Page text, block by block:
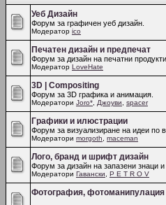
Уеб Дизайн
Форум за графичен уеб дизайн.
Модератор ico
Печатен дизайн и предпечат
Форум за дизайн на печатни
Модератор LoveHate
3D | Compositing
Форум за 3D графика и анимация.
Модератори Joro* Джоуви spacer
Графики и илюстрации
Форум за визуализиране на идеи по
Модератори morgoth maceman
Лого, бранд и шрифт дизайн
Форум за дизайн на запазени знаци
Модератори Гавански P E T R O V
Фотография, фотоманипулация